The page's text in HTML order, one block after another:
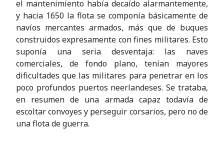
el mantenimiento había decaído alarmantemente,
y hacia 1650 la flota se componía básicamente de
navíos mercantes armados, más que de buques
construidos expresamente con fines militares. Esto
suponía una seria desventaja: las naves
comerciales, de fondo plano, tenían mayores
dificultades que las militares para penetrar en los
poco profundos puertos neerlandeses. Se trataba,
en resumen de una armada capaz todavía de
escoltar convoyes y perseguir corsarios, pero no de
una flota de guerra.